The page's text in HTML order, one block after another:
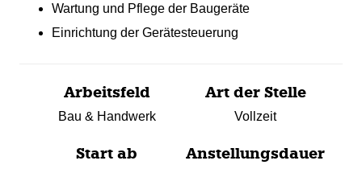
Wartung und Pflege der Baugeräte
Einrichtung der Gerätesteuerung
Arbeitsfeld
Bau & Handwerk
Art der Stelle
Vollzeit
Start ab Anstellungsdauer